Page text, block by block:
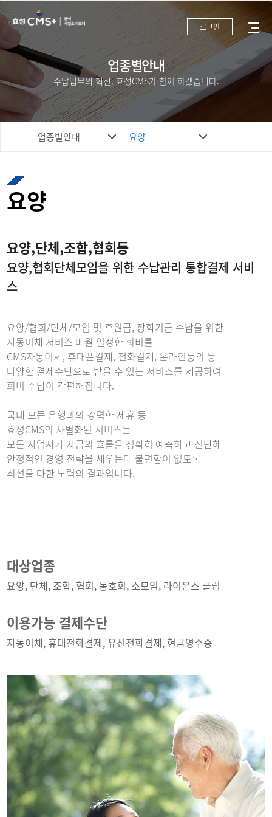
로그인
업종별안내
수납업무의 혁신, 효성CMS가 함께 하겠습니다.
업종별안내 요양
요양
요양,단체,조합,협회등
요양,협회단체모임을 위한 수납관리 통합결제 서비
스
요양/협회/단체/모임 및 후원금, 장학기금 수납을 위한
자동이체 서비스 매월 일정한 회비를
CMS자동이체, 휴대폰결제, 전화결제, 온라인동의 등
다양한 결제수단으로 받을 수 있는 서비스를 제공하여
회비 수납이 간편해집니다.
국내 모든 은행과의 강력한 제휴 등
효성CMS의 차별화된 서비스는
모든 사업자가 자금의 흐름을 정확히 예측하고 진단해
안정적인 경영 전략을 세우는데 불편함이 없도록
최선을 다한 노력의 결과입니다.
대상업종
요양, 단체, 조합, 협회, 동호회, 소모임, 라이온스 클럽
이용가능 결제수단
자동이체, 휴대전화결제, 유선전화결제, 현금영수증